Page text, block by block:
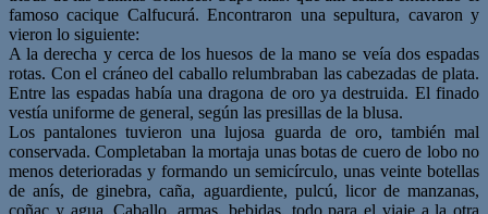
famoso cacique Calfucurá. Encontraron una sepultura, cavaron y
vieron lo siguiente:
A la derecha y cerca de los huesos de la mano se veía dos espadas
rotas. Con el cráneo del caballo relumbraban las cabezadas de plata.
Entre las espadas había una dragona de oro ya destruida. El finado
vestía uniforme de general, según las presillas de la blusa.
Los pantalones tuvieron una lujosa guarda de oro, también mal
conservada. Completaban la mortaja unas botas de cuero de lobo no
menos deterioradas y formando un semicírculo, unas veinte botellas
de anís, de ginebra, caña, aguardiente, pulcú, licor de manzanas,
coñac y agua. Caballo, armas, bebidas, todo para el viaje a la otra